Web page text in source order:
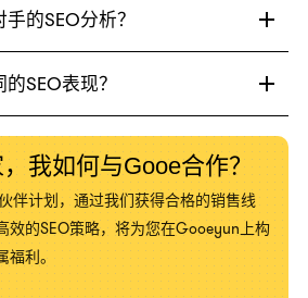
的SEO分析？
SEO表现？
我如何与Gooe合作？
伴计划，通过我们获得合格的销售线
效的SEO策略，将为您在Gooeyun上构
福利。